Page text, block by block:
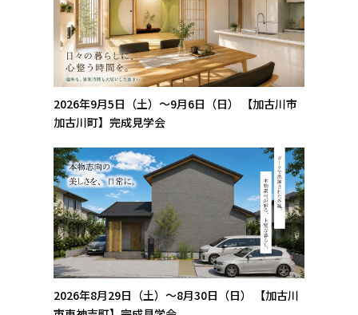
2026年9月5日（土）～9月6日（日）
【加古川市
加古川町】完成見学会
2026年8月29日（土）～8月30日（日）
【加古川